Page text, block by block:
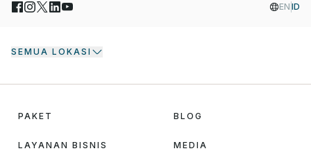
EN ID
SEMUA LOKASI
PAKET
LAYANAN BISNIS
BLOG
MEDIA